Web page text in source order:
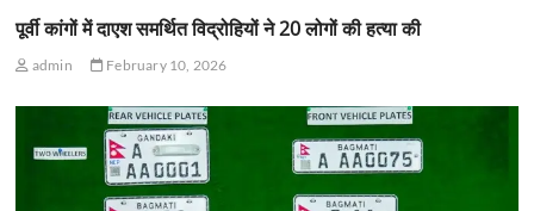
पूर्वी कांगों में दाएश समर्थित विद्रोहियों ने 20 लोगों की हत्या की
admin February 10, 2026